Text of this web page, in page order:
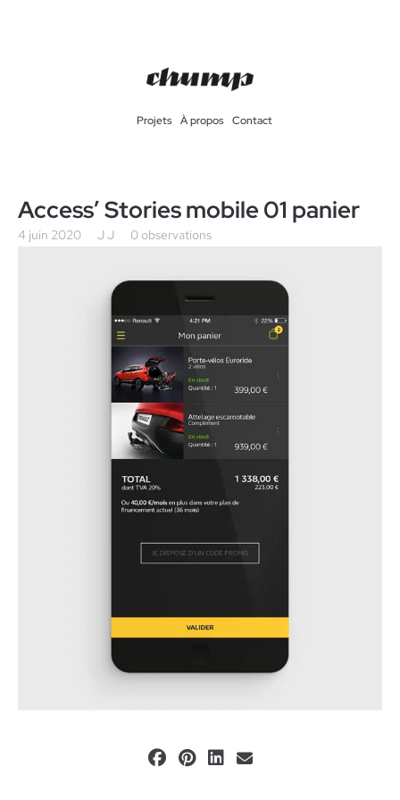
Projets À propos Contact
Access’ Stories mobile 01 panier
4 juin 2020 J J 0 observations